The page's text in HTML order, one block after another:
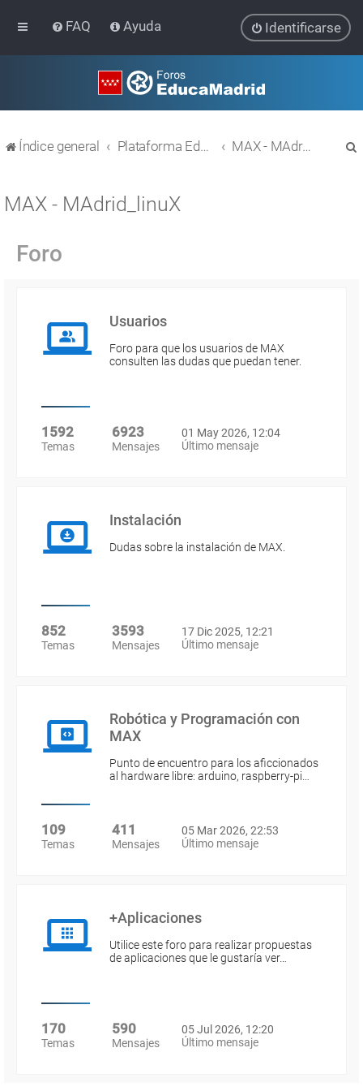
FAQ Ayuda Identificarse
Índice general Plataforma Educativa EducaMadrid MAX - MAdrid_linuX
MAX - MAdrid_linuX
Foro
Usuarios
Foro para que los usuarios de MAX
consulten las dudas que puedan tener.
1592
Temas
6923
Mensajes
01 May 2026, 12:04
Último mensaje
Instalación
Dudas sobre la instalación de MAX.
852
Temas
3593
Mensajes
17 Dic 2025, 12:21
Último mensaje
Robótica y Programación con
MAX
Punto de encuentro para los aficcionados
al hardware libre: arduino, raspberry-pi…
109
Temas
411
Mensajes
05 Mar 2026, 22:53
Último mensaje
+Aplicaciones
Utilice este foro para realizar propuestas
de aplicaciones que le gustaría ver…
170
Temas
590
Mensajes
05 Jul 2026, 12:20
Último mensaje